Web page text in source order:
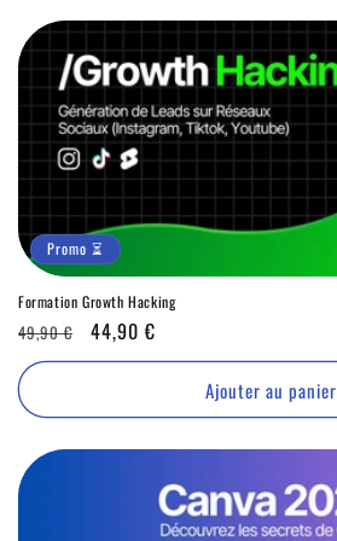
Promo ⏳
Formation Growth Hacking
Prix
habituel
49,90 €
Promo
⏳
44,90 €
Ajouter au panier